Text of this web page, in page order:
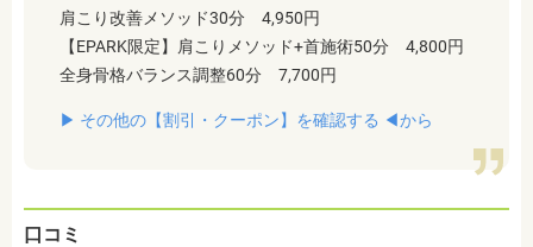
肩こり改善メソッド30分 4,950円
【EPARK限定】肩こりメソッド+首施術50分 4,800円
全身骨格バランス調整60分 7,700円
▶︎ その他の【割引・クーポン】を確認する ◀︎から
口コミ